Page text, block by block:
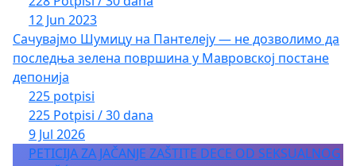
12 Jun 2023
Сачувајмо Шумицу на Пантелеју — не дозволимо да
последња зелена површина у Мавровској постане
депонија
225 potpisi
225 Potpisi / 30 dana
9 Jul 2026
PETICIJA ZA JAČANJE ZAŠTITE DECE OD SEKSUALNOG